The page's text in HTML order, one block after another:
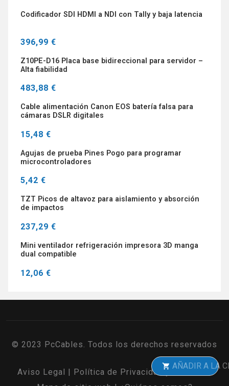
Codificador SDI HDMI a NDI con Tally y baja latencia
396,99 €
Z10PE-D16 Placa base bidireccional para servidor –
Alta fiabilidad
483,88 €
Cable alimentación Canon EOS batería falsa para
cámaras DSLR digitales
15,48 €
Agujas de prueba Pines Pogo para programar
microcontroladores
5,42 €
TZT Picos de altavoz para aislamiento y absorción
de impactos
237,29 €
Mini ventilador refrigeración impresora 3D manga
dual compatible
12,06 €
AÑADIR A LA CESTA
© 2023 PcCables. Todos los derechos reservados
Aviso Legal | Política de Privacidad y Cookies |